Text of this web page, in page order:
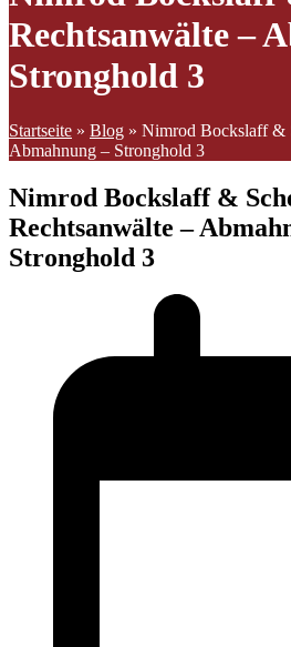
Rechtsanwälte –
Stronghold 3
Startseite » Blog » Nimrod Bockslaff &
Abmahnung – Stronghold 3
Nimrod Bockslaff &
Rechtsanwälte –
Stronghold 3